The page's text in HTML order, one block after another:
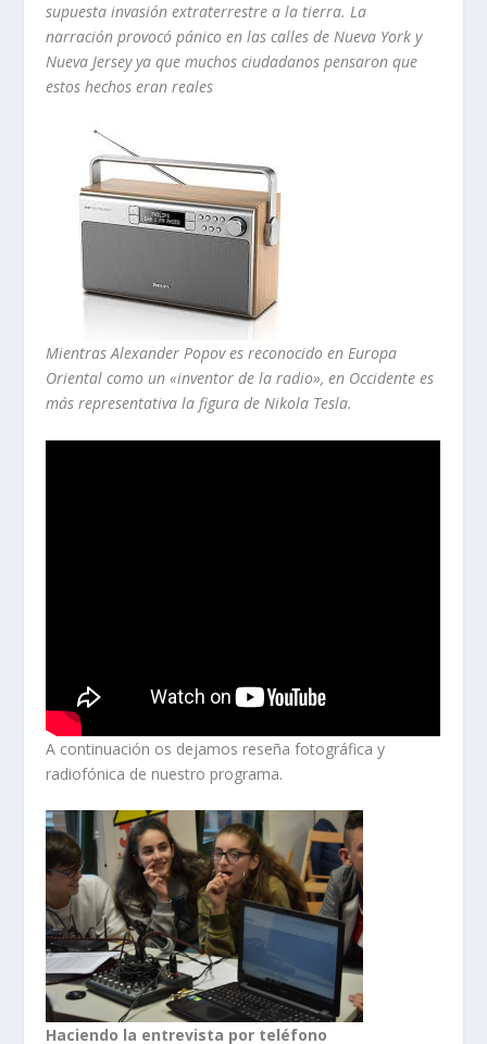
supuesta invasión extraterrestre a la tierra. La
narración provocó pánico en las calles de Nueva York y
Nueva Jersey ya que muchos ciudadanos pensaron que
estos hechos eran reales
Mientras Alexander Popov es reconocido en Europa
Oriental como un «inventor de la radio», en Occidente es
más representativa la figura de Nikola Tesla.
A continuación os dejamos reseña fotográfica y
radiofónica de nuestro programa.
Haciendo la entrevista por teléfono